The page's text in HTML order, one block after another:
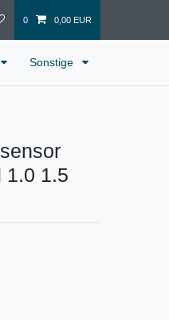
0 0,00 EUR
Sonstige
1.0 1.5